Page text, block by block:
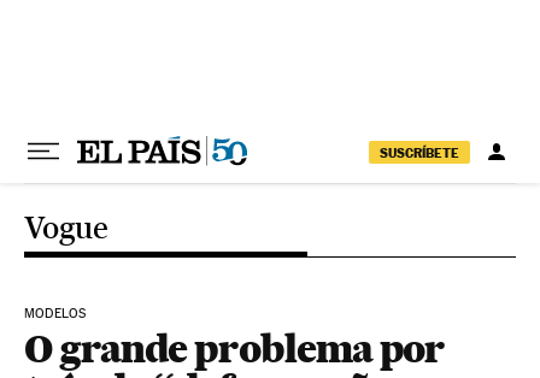
SUSCRÍBETE
Vogue
MODELOS
O grande problema por